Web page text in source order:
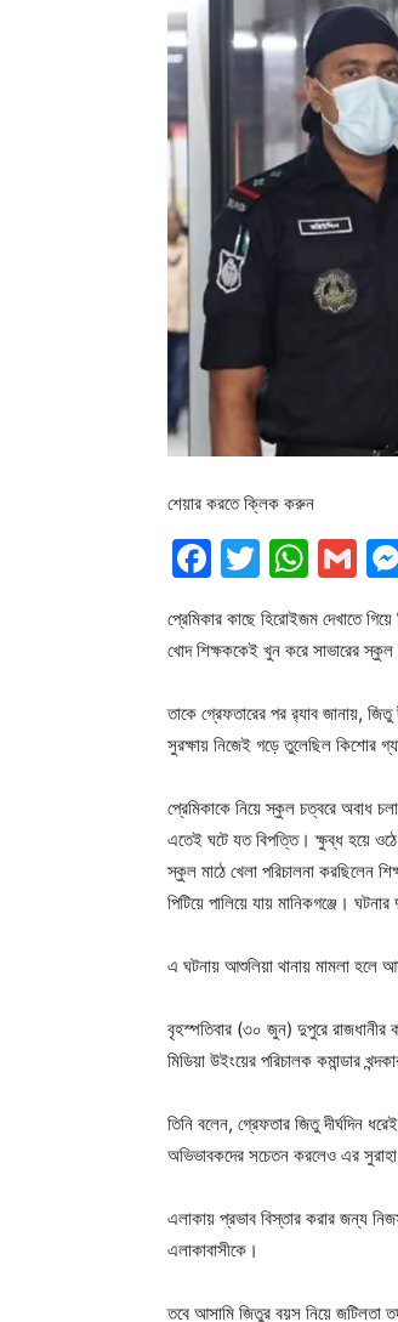
শেয়ার করতে ক্লিক করুন
Facebook
Twitter
প্রেমিকার কাছে হিরোইজম দেখাতে
খোদ শিক্ষককেই খুন করে সাভারের স্কুল
তাকে গ্রেফতারের পর র‌্যাব জানায়,
সুরক্ষায় নিজেই গড়ে তুলেছিল কিশোর
প্রেমিকাকে নিয়ে স্কুল চত্বরে অবাধ
এতেই ঘটে যত বিপত্তি। ক্ষুব্ধ হয়ে
স্কুল মাঠে খেলা পরিচালনা করছিলেন
পিটিয়ে পালিয়ে যায় মানিকগঞ্জে।
এ ঘটনায় আশুলিয়া থানায় মামলা হলে
বৃহস্পতিবার (৩০ জুন) দুপুরে রাজধানীর
মিডিয়া উইংয়ের পরিচালক কমান্ডার
তিনি বলেন, গ্রেফতার জিতু দীর্ঘদিন
অভিভাবকদের সচেতন করলেও এর
এলাকায় প্রভাব বিস্তার করার জন্য
এলাকাবাসীকে।
তবে আসামি জিতুর বয়স নিয়ে জটিলতা